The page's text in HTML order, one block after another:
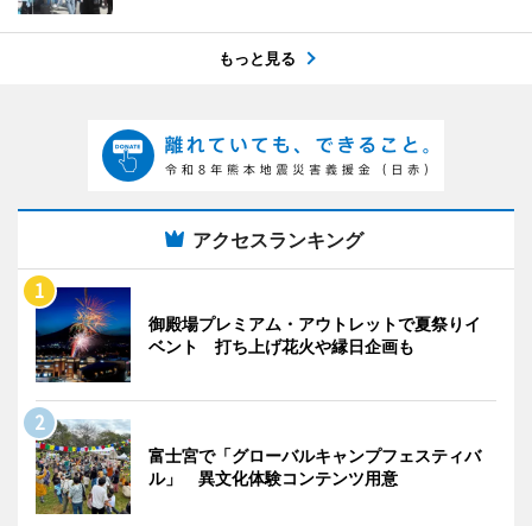
もっと見る
アクセスランキング
御殿場プレミアム・アウトレットで夏祭りイ
ベント 打ち上げ花火や縁日企画も
富士宮で「グローバルキャンプフェスティバ
ル」 異文化体験コンテンツ用意